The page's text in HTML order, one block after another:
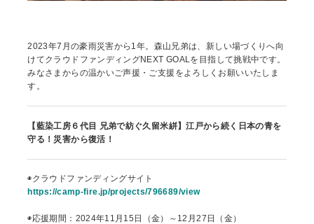
2023年7月の豪雨災害から1年。森山兄弟は、新しい場づくりへ向
けてクラウドファンディングNEXT GOALを目指して挑戦中です。
みなさまからの温かいご声援・ご支援をよろしくお願いいたしま
す。
【藍染工房６代目 兄弟で紡ぐ久留米絣】江戸から続く日本の青を
守る！災害から復活！
◉クラウドファンディングサイト
https://camp-fire.jp/projects/796689/view
◉応援期間：2024年11月15日（金）～12月27日（金）